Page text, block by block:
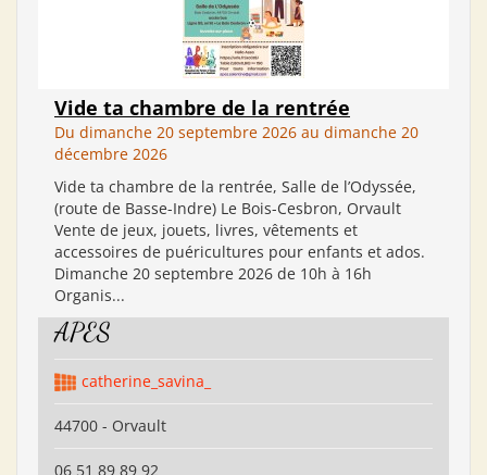
Vide ta chambre de la rentrée
Du dimanche 20 septembre 2026 au dimanche 20
décembre 2026
Vide ta chambre de la rentrée, Salle de l’Odyssée,
(route de Basse-Indre) Le Bois-Cesbron, Orvault
Vente de jeux, jouets, livres, vêtements et
accessoires de puéricultures pour enfants et ados.
Dimanche 20 septembre 2026 de 10h à 16h
Organis...
APES
catherine_savina_
44700 - Orvault
06 51 89 89 92